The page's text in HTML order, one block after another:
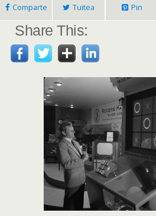
Comparte Tuitea Pin
Share This: